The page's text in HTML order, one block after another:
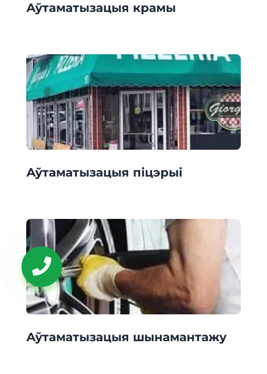
Аўтаматызацыя крамы
Аўтаматызацыя піцэрыі
Аўтаматызацыя шынамантажу